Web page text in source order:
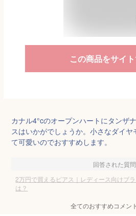
この商品をサイ
カナル4°cのオープンハートにタンザ
スはいかがでしょうか。小さなダイ
て可愛いのでおすすめします。
回答された質問
2万円で買えるピアス｜レディース向けブ
は？
全てのおすすめコメント